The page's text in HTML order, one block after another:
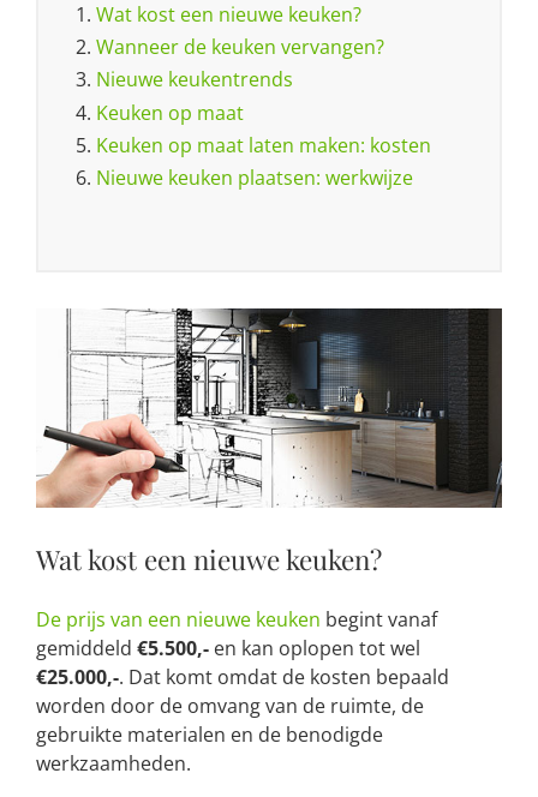
1. Wat kost een nieuwe keuken?
2. Wanneer de keuken vervangen?
3. Nieuwe keukentrends
4. Keuken op maat
5. Keuken op maat laten maken: kosten
6. Nieuwe keuken plaatsen: werkwijze
Wat kost een nieuwe keuken?
De prijs van een nieuwe keuken begint vanaf
gemiddeld €5.500,- en kan oplopen tot wel
€25.000,-. Dat komt omdat de kosten bepaald
worden door de omvang van de ruimte, de
gebruikte materialen en de benodigde
werkzaamheden.